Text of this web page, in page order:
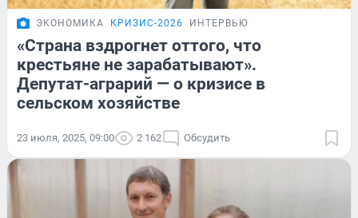
ЭКОНОМИКА КРИЗИС-2026 ИНТЕРВЬЮ
«Страна вздрогнет оттого, что
крестьяне не зарабатывают».
Депутат-аграрий — о кризисе в
сельском хозяйстве
23 июля, 2025, 09:00 2 162 Обсудить